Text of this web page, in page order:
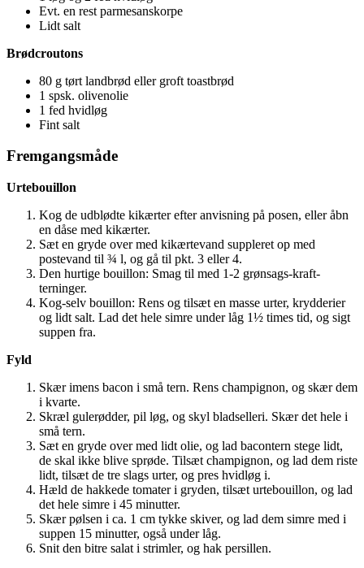
Evt. en rest parmesanskorpe
Lidt salt
Brødcroutons
80 g tørt landbrød eller groft toastbrød
1 spsk. olivenolie
1 fed hvidløg
Fint salt
Fremgangsmåde
Urtebouillon
Kog de udblødte kikærter efter anvisning på posen, eller åbn
en dåse med kikærter.
Sæt en gryde over med kikærtevand suppleret op med
postevand til ¾ l, og gå til pkt. 3 eller 4.
Den hurtige bouillon: Smag til med 1-2 grønsags-kraft-
terninger.
Kog-selv bouillon: Rens og tilsæt en masse urter, krydderier
og lidt salt. Lad det hele simre under låg 1½ times tid, og sigt
suppen fra.
Fyld
Skær imens bacon i små tern. Rens champignon, og skær dem
i kvarte.
Skræl gulerødder, pil løg, og skyl bladselleri. Skær det hele i
små tern.
Sæt en gryde over med lidt olie, og lad bacontern stege lidt,
de skal ikke blive sprøde. Tilsæt champignon, og lad dem riste
lidt, tilsæt de tre slags urter, og pres hvidløg i.
Hæld de hakkede tomater i gryden, tilsæt urtebouillon, og lad
det hele simre i 45 minutter.
Skær pølsen i ca. 1 cm tykke skiver, og lad dem simre med i
suppen 15 minutter, også under låg.
Snit den bitre salat i strimler, og hak persillen.